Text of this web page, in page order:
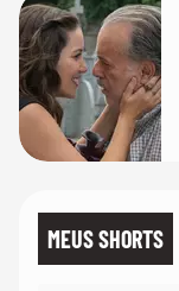
MEUS SHORTS